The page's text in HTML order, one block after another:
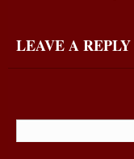
LEAVE A REPLY